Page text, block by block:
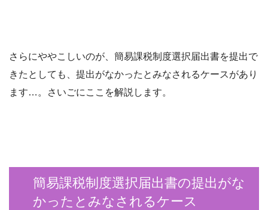
さらにややこしいのが、簡易課税制度選択届出書を提出で
きたとしても、提出がなかったとみなされるケースがあり
ます…。さいごにここを解説します。
簡易課税制度選択届出書の提出がな
かったとみなされるケース